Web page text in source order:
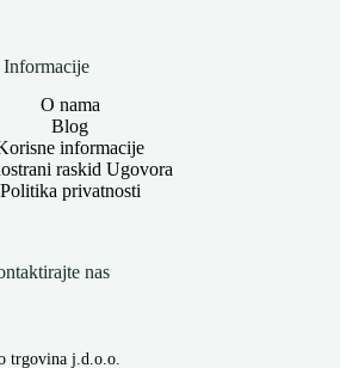
Informacije
O nama
Blog
informacije
raskid Ugovora
Politika privatnosti
nas
trgovina j.d.o.o.